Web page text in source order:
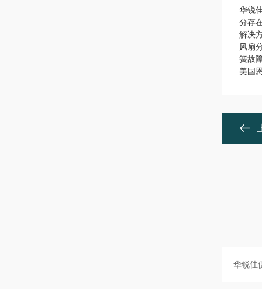
华锐
分存
解决
风扇
簧故
美国